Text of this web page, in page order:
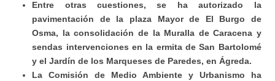
Entre otras cuestiones, se ha autorizado la
pavimentación de la plaza Mayor de El Burgo de
Osma, la consolidación de la Muralla de Caracena y
sendas intervenciones en la ermita de San Bartolomé
y el Jardín de los Marqueses de Paredes, en Ágreda.
La Comisión de Medio Ambiente y Urbanismo ha